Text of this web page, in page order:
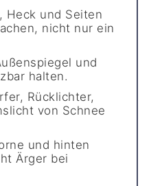
Heck und Seiten
nicht nur ein
und
halten.
Rücklichter,
von Schnee
und hinten
Ärger bei